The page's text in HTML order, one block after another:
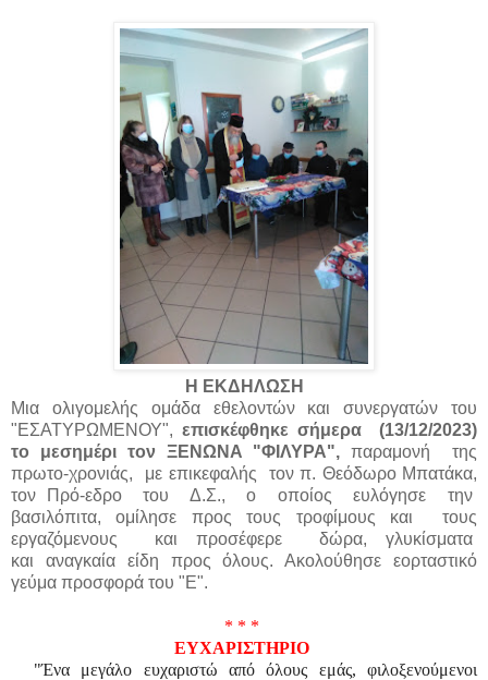
Η ΕΚΔΗΛΩΣΗ
Μια ολιγομελής ομάδα εθελοντών και συνεργατών του
"ΕΣΑΤΥΡΩΜΕΝΟΥ", επισκέφθηκε σήμερα (13/12/2023)
το μεσημέρι τον ΞΕΝΩΝΑ "ΦΙΛΥΡΑ",παραμονή της
πρωτο-χρονιάς, με επικεφαλής τον π. Θεόδωρο Μπατάκα,
τον
Πρό-εδρο του Δ.Σ., ο οποίος ευλόγησε την
βασιλόπιτα, ομίλησε προς τους τροφίμους και τους
εργαζόμενους και προσέφερε δώρα, γλυκίσματα
και αναγκαία είδη προς όλους. Ακολούθησε εορταστικό
γεύμα προσφορά του "Ε".
* * *
ΕΥΧΑΡΙΣΤΗΡΙΟ
"Ένα μεγάλο ευχαριστώ από όλους εμάς, φιλοξενούμενοι